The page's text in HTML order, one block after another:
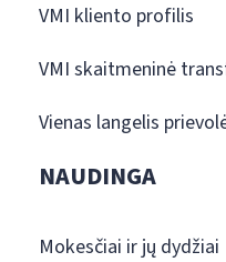
VMI kliento profilis
VMI skaitmeninė
Vienas langelis
NAUDINGA
Mokesčiai ir jų dydžiai